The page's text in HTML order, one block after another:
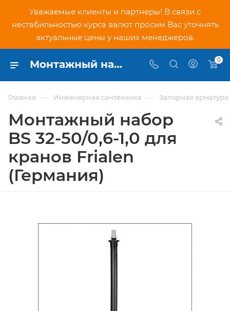
Уважаемые клиенты и партнеры! В связи с
нестабильностью курса валют просим Вас уточнять
актуальные цены у наших менеджеров.
Монтажный набор BS 32-50/0,6-1,0 для кранов Frialen (Германия) - купить по низкой цене в Москве, интернет-магазин PNDtech.ru 0
Главная — Инженерная сантехника — Запорная арматура
Монтажный набор
BS 32-50/0,6-1,0 для
кранов Frialen
(Германия)